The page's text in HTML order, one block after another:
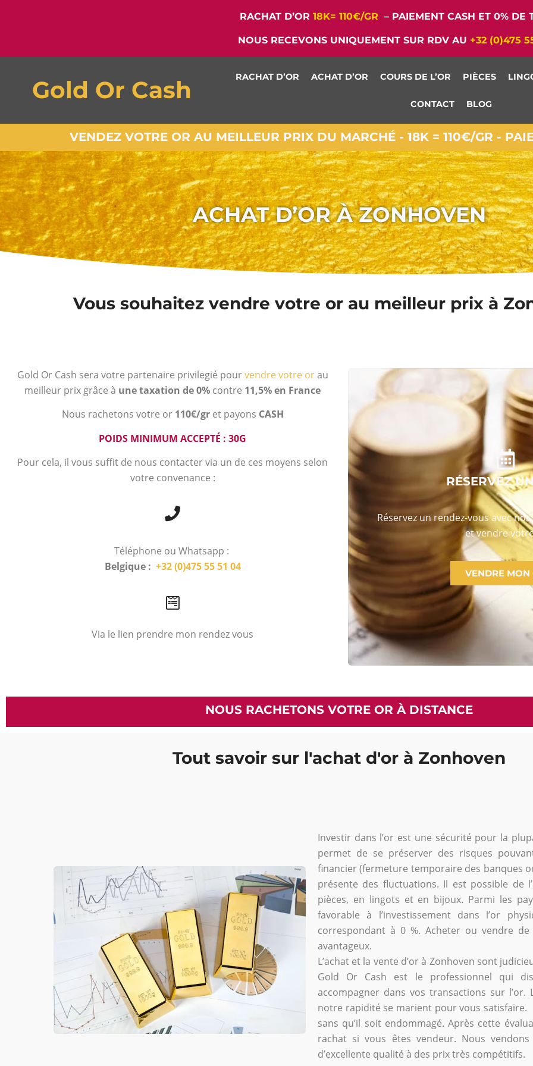
RACHAT D’OR 18K= 110€/GR – PAIEMENT CASH ET 0% DE
NOUS RECEVONS UNIQUEMENT SUR RDV AU +32 (0)475
Gold Or Cash RACHAT D’OR ACHAT D’OR COURS DE L’OR PIÈCES
CONTACT BLOG
VENDEZ VOTRE OR AU MEILLEUR PRIX DU MARCHÉ - 18K = 110€/GR -
ACHAT D’OR À ZONHOVEN
Vous souhaitez vendre votre or au meilleur prix à
Gold Or Cash sera votre partenaire privilegié pourvendre votre orau
meilleur prix grâce à une taxation de 0% contre 11,5% en France
Nous rachetons votre or 110€/gr et payons CASH
POIDS MINIMUM ACCEPTÉ : 30G
Pour cela, il vous suffit de nous contacter via un de ces moyens selon
votre convenance :
Téléphone ou Whatsapp :
Belgique : +32 (0)475 55 51 04
Via le lien prendre mon rendez vous
RÉSERVEZ
Réservez un rendez-vous avec
et vendre
VENDRE MON
NOUS RACHETONS VOTRE OR À DISTANCE
Tout savoir sur l'achat d'or à Zonhoven
Investir dans l’or est une sécurité pour la
permet de se préserver des risques
financier (fermeture temporaire des banques
présente des fluctuations. Il est possible de
pièces, en lingots et en bijoux. Parmi les
favorable à l’investissement dans l’or
correspondant à 0 %. Acheter ou vendre
avantageux.
L’achat et la vente d’or à Zonhoven sont
Gold Or Cash est le professionnel qui
accompagner dans vos transactions sur
notre rapidité se marient pour vous
sans qu’il soit endommagé. Après cette
rachat si vous êtes vendeur. Nous
d’excellente qualité à des prix très compétitifs.